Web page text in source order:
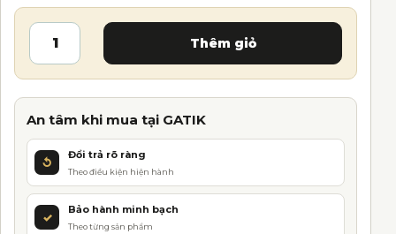
Lót chuột cỡ lớn 80×30 Tổ Ông Xanh Dương Neon
Thêm giỏ
A
l
t
e
r
n
a
t
i
v
An tâm khi mua tại GATIK
↺
Đổi trả rõ ràng
Theo điều kiện hiện hành
✓
Bảo hành minh bạch
Theo từng sản phẩm